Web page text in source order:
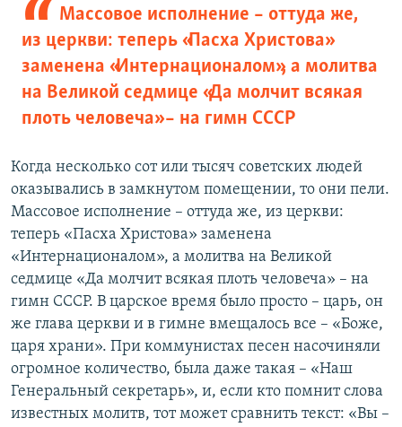
Массовое исполнение – оттуда же,
из церкви: теперь «Пасха Христова»
заменена «Интернационалом», а молитва
на Великой седмице «Да молчит всякая
плоть человеча» – на гимн СССР
Когда несколько сот или тысяч советских людей
оказывались в замкнутом помещении, то они пели.
Массовое исполнение – оттуда же, из церкви:
теперь «Пасха Христова» заменена
«Интернационалом», а молитва на Великой
седмице «Да молчит всякая плоть человеча» – на
гимн СССР. В царское время было просто – царь, он
же глава церкви и в гимне вмещалось все – «Боже,
царя храни». При коммунистах песен насочиняли
огромное количество, была даже такая – «Наш
Генеральный секретарь», и, если кто помнит слова
известных молитв, тот может сравнить текст: «Вы –